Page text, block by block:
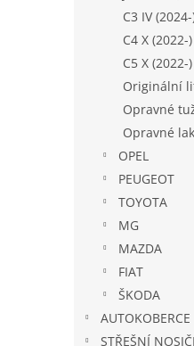
C3 IV
C4 X (2022-)
C5 X (2022-)
Originální
Opravné
Opravné
OPEL
PEUGEOT
TOYOTA
MG
MAZDA
FIAT
ŠKODA
AUTOKOBERCE
STŘEŠNÍ